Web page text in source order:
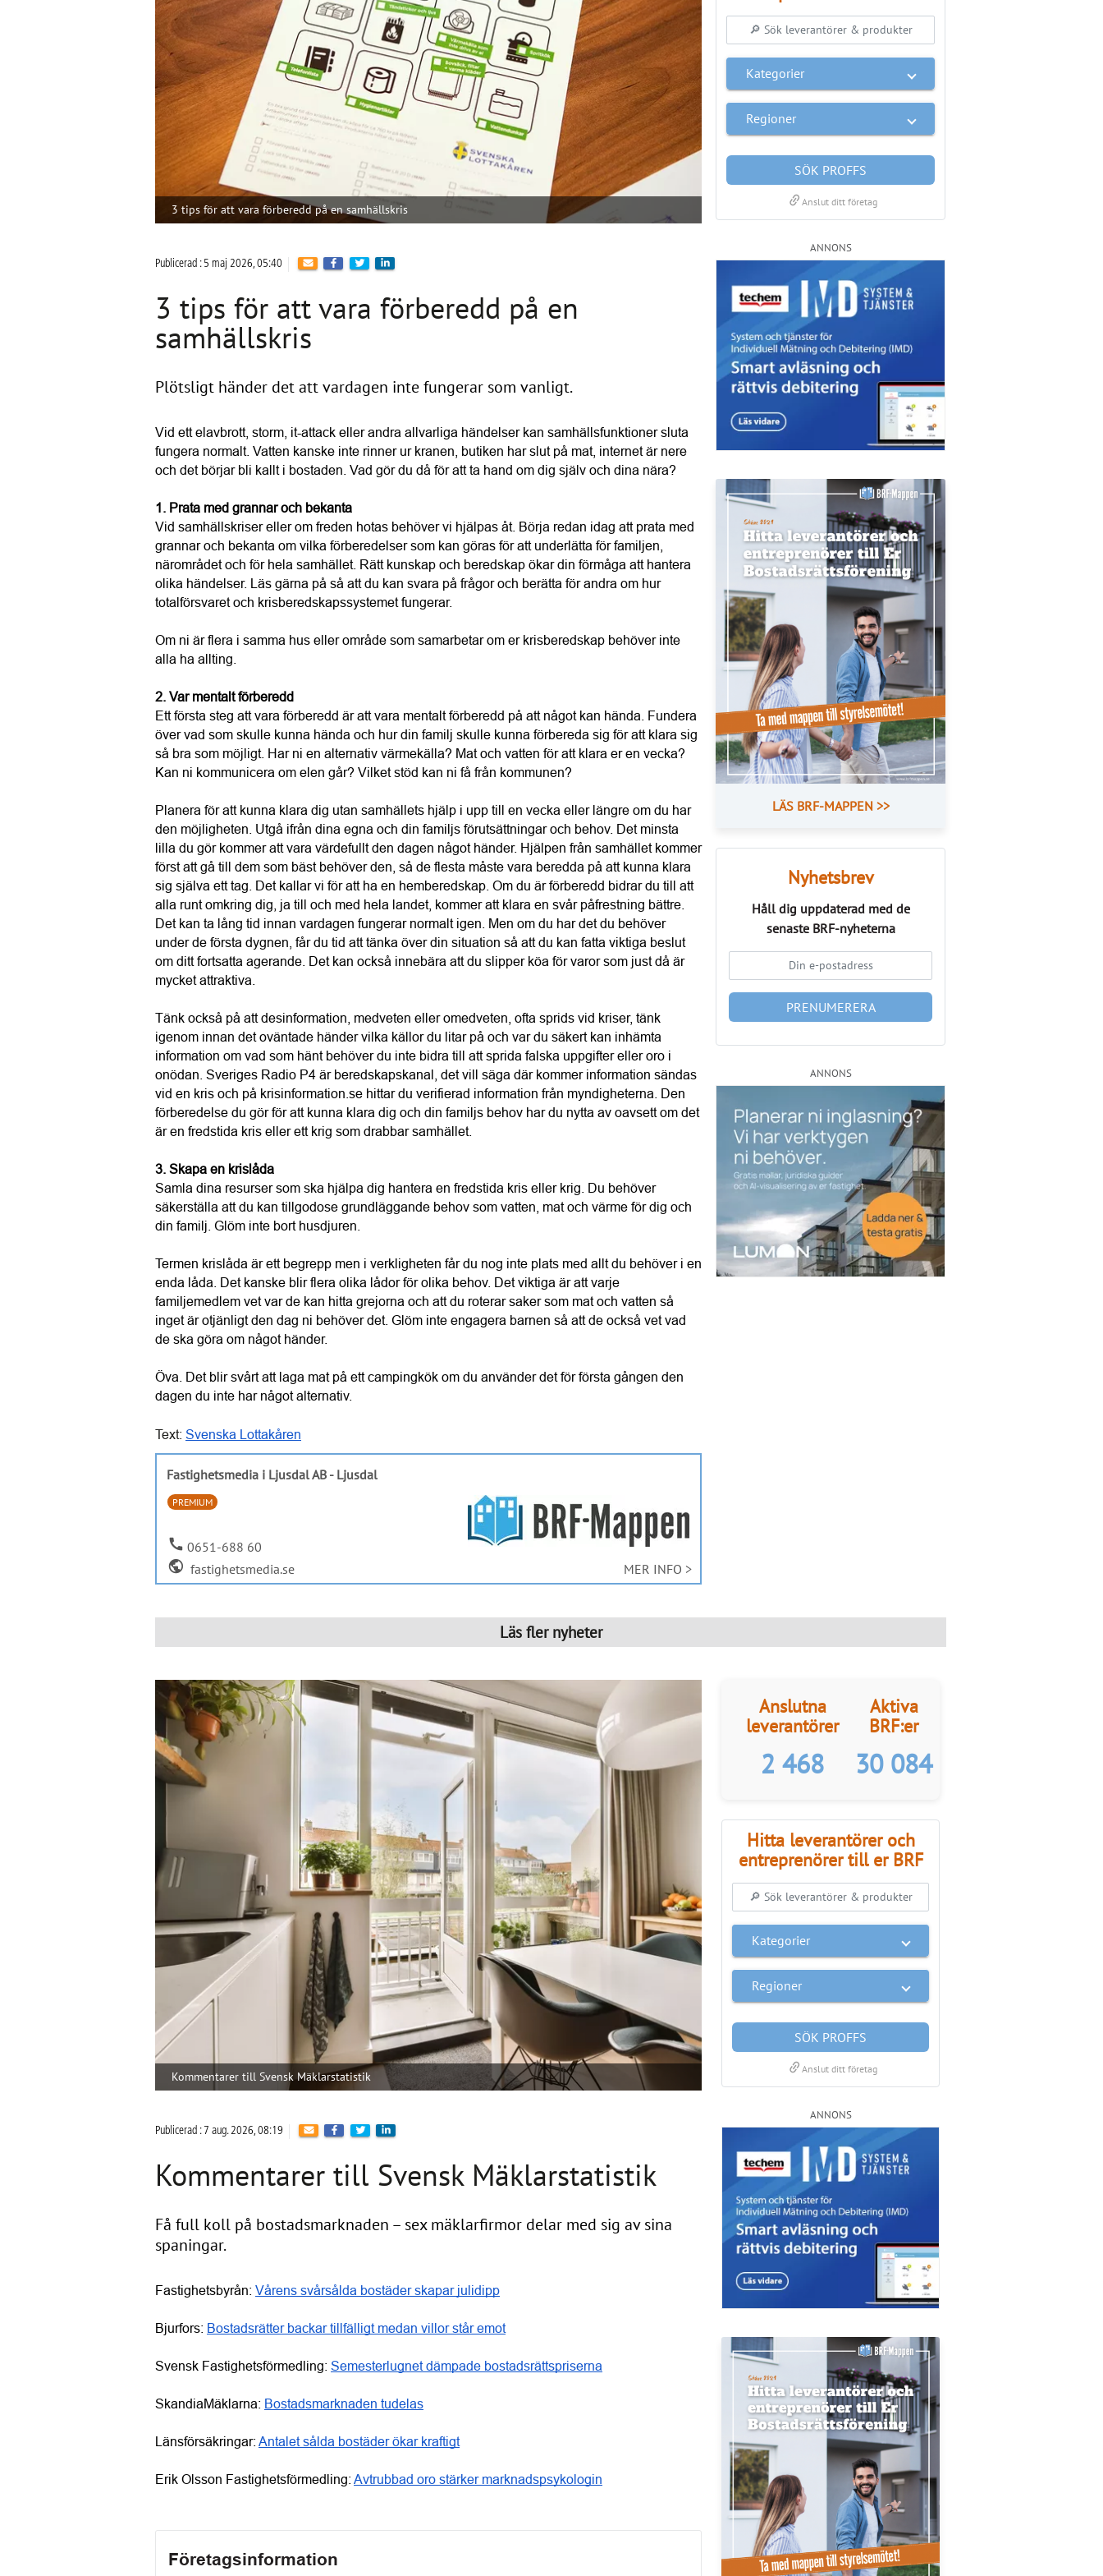
3 tips för att vara förberedd på en samhällskris
Publicerad : 5 maj 2026, 05:40
3 tips för att vara förberedd på en
samhällskris
Plötsligt händer det att vardagen inte fungerar som vanligt.
Vid ett elavbrott, storm, it-attack eller andra allvarliga händelser kan samhällsfunktioner sluta
fungera normalt. Vatten kanske inte rinner ur kranen, butiken har slut på mat, internet är nere
och det börjar bli kallt i bostaden. Vad gör du då för att ta hand om dig själv och dina nära?
1. Prata med grannar och bekanta
Vid samhällskriser eller om freden hotas behöver vi hjälpas åt. Börja redan idag att prata med
grannar och bekanta om vilka förberedelser som kan göras för att underlätta för familjen,
närområdet och för hela samhället. Rätt kunskap och beredskap ökar din förmåga att hantera
olika händelser. Läs gärna på så att du kan svara på frågor och berätta för andra om hur
totalförsvaret och krisberedskapssystemet fungerar.
Om ni är flera i samma hus eller område som samarbetar om er krisberedskap behöver inte
alla ha allting.
2. Var mentalt förberedd
Ett första steg att vara förberedd är att vara mentalt förberedd på att något kan hända. Fundera
över vad som skulle kunna hända och hur din familj skulle kunna förbereda sig för att klara sig
så bra som möjligt. Har ni en alternativ värmekälla? Mat och vatten för att klara er en vecka?
Kan ni kommunicera om elen går? Vilket stöd kan ni få från kommunen?
Planera för att kunna klara dig utan samhällets hjälp i upp till en vecka eller längre om du har
den möjligheten. Utgå ifrån dina egna och din familjs förutsättningar och behov. Det minsta
lilla du gör kommer att vara värdefullt den dagen något händer. Hjälpen från samhället kommer
först att gå till dem som bäst behöver den, så de flesta måste vara beredda på att kunna klara
sig själva ett tag. Det kallar vi för att ha en hemberedskap. Om du är förberedd bidrar du till att
alla runt omkring dig, ja till och med hela landet, kommer att klara en svår påfrestning bättre.
Det kan ta lång tid innan vardagen fungerar normalt igen. Men om du har det du behöver
under de första dygnen, får du tid att tänka över din situation så att du kan fatta viktiga beslut
om ditt fortsatta agerande. Det kan också innebära att du slipper köa för varor som just då är
mycket attraktiva.
Tänk också på att desinformation, medveten eller omedveten, ofta sprids vid kriser, tänk
igenom innan det oväntade händer vilka källor du litar på och var du säkert kan inhämta
information om vad som hänt behöver du inte bidra till att sprida falska uppgifter eller oro i
onödan. Sveriges Radio P4 är beredskapskanal, det vill säga där kommer information sändas
vid en kris och på krisinformation.se hittar du verifierad information från myndigheterna. Den
förberedelse du gör för att kunna klara dig och din familjs behov har du nytta av oavsett om det
är en fredstida kris eller ett krig som drabbar samhället.
3. Skapa en krislåda
Samla dina resurser som ska hjälpa dig hantera en fredstida kris eller krig. Du behöver
säkerställa att du kan tillgodose grundläggande behov som vatten, mat och värme för dig och
din familj. Glöm inte bort husdjuren.
Termen krislåda är ett begrepp men i verkligheten får du nog inte plats med allt du behöver i en
enda låda. Det kanske blir flera olika lådor för olika behov. Det viktiga är att varje
familjemedlem vet var de kan hitta grejorna och att du roterar saker som mat och vatten så
inget är otjänligt den dag ni behöver det. Glöm inte engagera barnen så att de också vet vad
de ska göra om något händer.
Öva. Det blir svårt att laga mat på ett campingkök om du använder det för första gången den
dagen du inte har något alternativ.
Text: Svenska Lottakåren
Fastighetsmedia i Ljusdal AB - Ljusdal
PREMIUM
call 0651-688 60
public fastighetsmedia.se MER INFO >
Kategorier
Regioner
SÖK PROFFS
linkAnslut ditt företag
ANNONS
LÄS BRF-MAPPEN >>
Nyhetsbrev
Håll dig uppdaterad med de
senaste BRF-nyheterna
PRENUMERERA
ANNONS
Läs fler nyheter
Kommentarer till Svensk Mäklarstatistik
Publicerad : 7 aug. 2026, 08:19
Kommentarer till Svensk Mäklarstatistik
Få full koll på bostadsmarknaden – sex mäklarfirmor delar med sig av sina
spaningar.
Fastighetsbyrån: Vårens svårsålda bostäder skapar julidipp
Bjurfors: Bostadsrätter backar tillfälligt medan villor står emot
Svensk Fastighetsförmedling: Semesterlugnet dämpade bostadsrättspriserna
SkandiaMäklarna: Bostadsmarknaden tudelas
Länsförsäkringar: Antalet sålda bostäder ökar kraftigt
Erik Olsson Fastighetsförmedling: Avtrubbad oro stärker marknadspsykologin
Företagsinformation
Anslutna
leverantörer
2 468
Aktiva
BRF:er
30 084
Hitta leverantörer och
entreprenörer till er BRF
Kategorier
Regioner
SÖK PROFFS
linkAnslut ditt företag
ANNONS